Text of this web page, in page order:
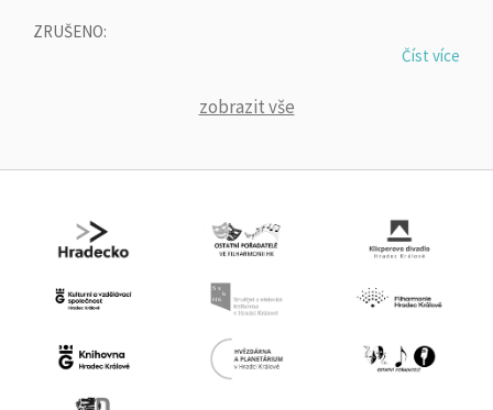
ZRUŠENO:
Číst více
zobrazit vše